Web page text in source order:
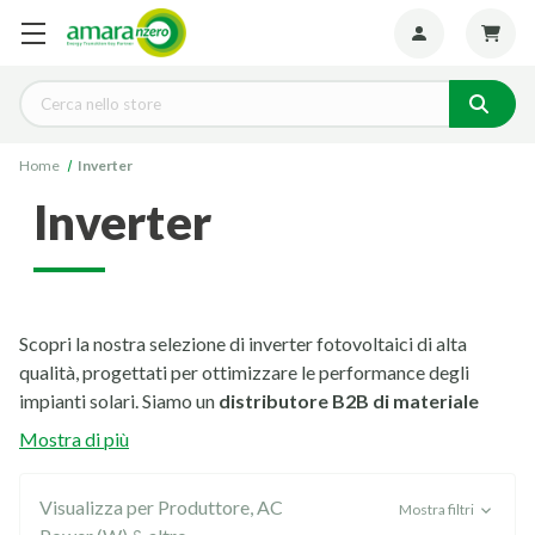
Cerca
Home Inverter
inverter
Scopri la nostra selezione di inverter fotovoltaici di alta
qualità, progettati per ottimizzare le performance degli
impianti solari. Siamo un distributore B2B di materiale
fotovoltaico
professionisti. Offriamo inverter fotovoltaici che combinano
ogni tipo di impianto solare.
Mostra di più
Visualizza per Produttore, AC
Mostra filtri